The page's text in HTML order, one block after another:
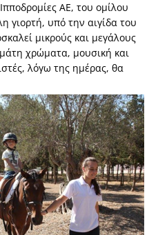
ΑΕ, του ομίλου
γιορτή, υπό την αιγίδα του
μικρούς και μεγάλους
χρώματα, μουσική και
λόγω της ημέρας, θα